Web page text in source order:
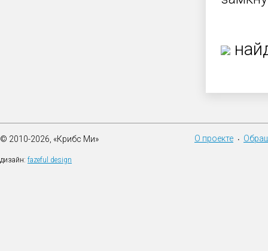
© 2010-2026, «Крибс Ми»
дизайн: fazeful design
О проекте •